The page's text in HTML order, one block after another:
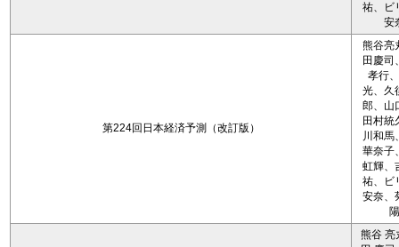
祐、ビ
安
第224回日本経済予測（改訂版）
熊谷亮
田慶司
孝行
光、久
郎、山
田村統
川和馬
華奈子
虹輝、
祐、ビ
安奈、
陽
熊谷 亮